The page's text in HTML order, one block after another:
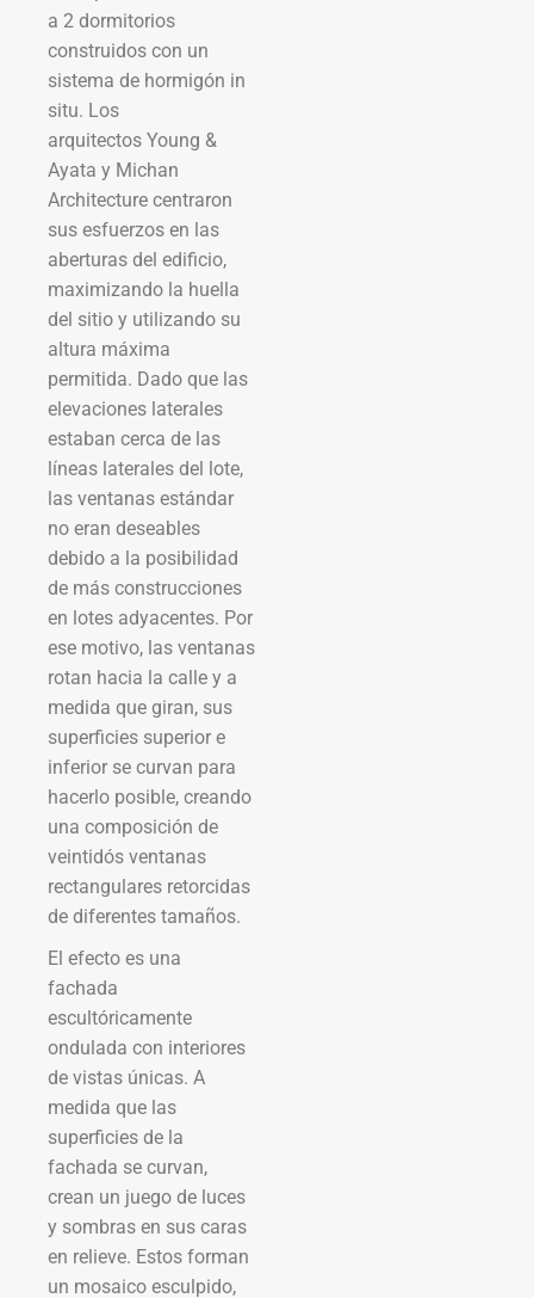
a 2 dormitorios
construidos con un
sistema de hormigón in
situ. Los
arquitectos Young &
Ayata y Michan
Architecture centraron
sus esfuerzos en las
aberturas del edificio,
maximizando la huella
del sitio y utilizando su
altura máxima
permitida. Dado que las
elevaciones laterales
estaban cerca de las
líneas laterales del lote,
las ventanas estándar
no eran deseables
debido a la posibilidad
de más construcciones
en lotes adyacentes. Por
ese motivo, las ventanas
rotan hacia la calle y a
medida que giran, sus
superficies superior e
inferior se curvan para
hacerlo posible, creando
una composición de
veintidós ventanas
rectangulares retorcidas
de diferentes tamaños.
El efecto es una
fachada
escultóricamente
ondulada con interiores
de vistas únicas. A
medida que las
superficies de la
fachada se curvan,
crean un juego de luces
y sombras en sus caras
en relieve. Estos forman
un mosaico esculpido,